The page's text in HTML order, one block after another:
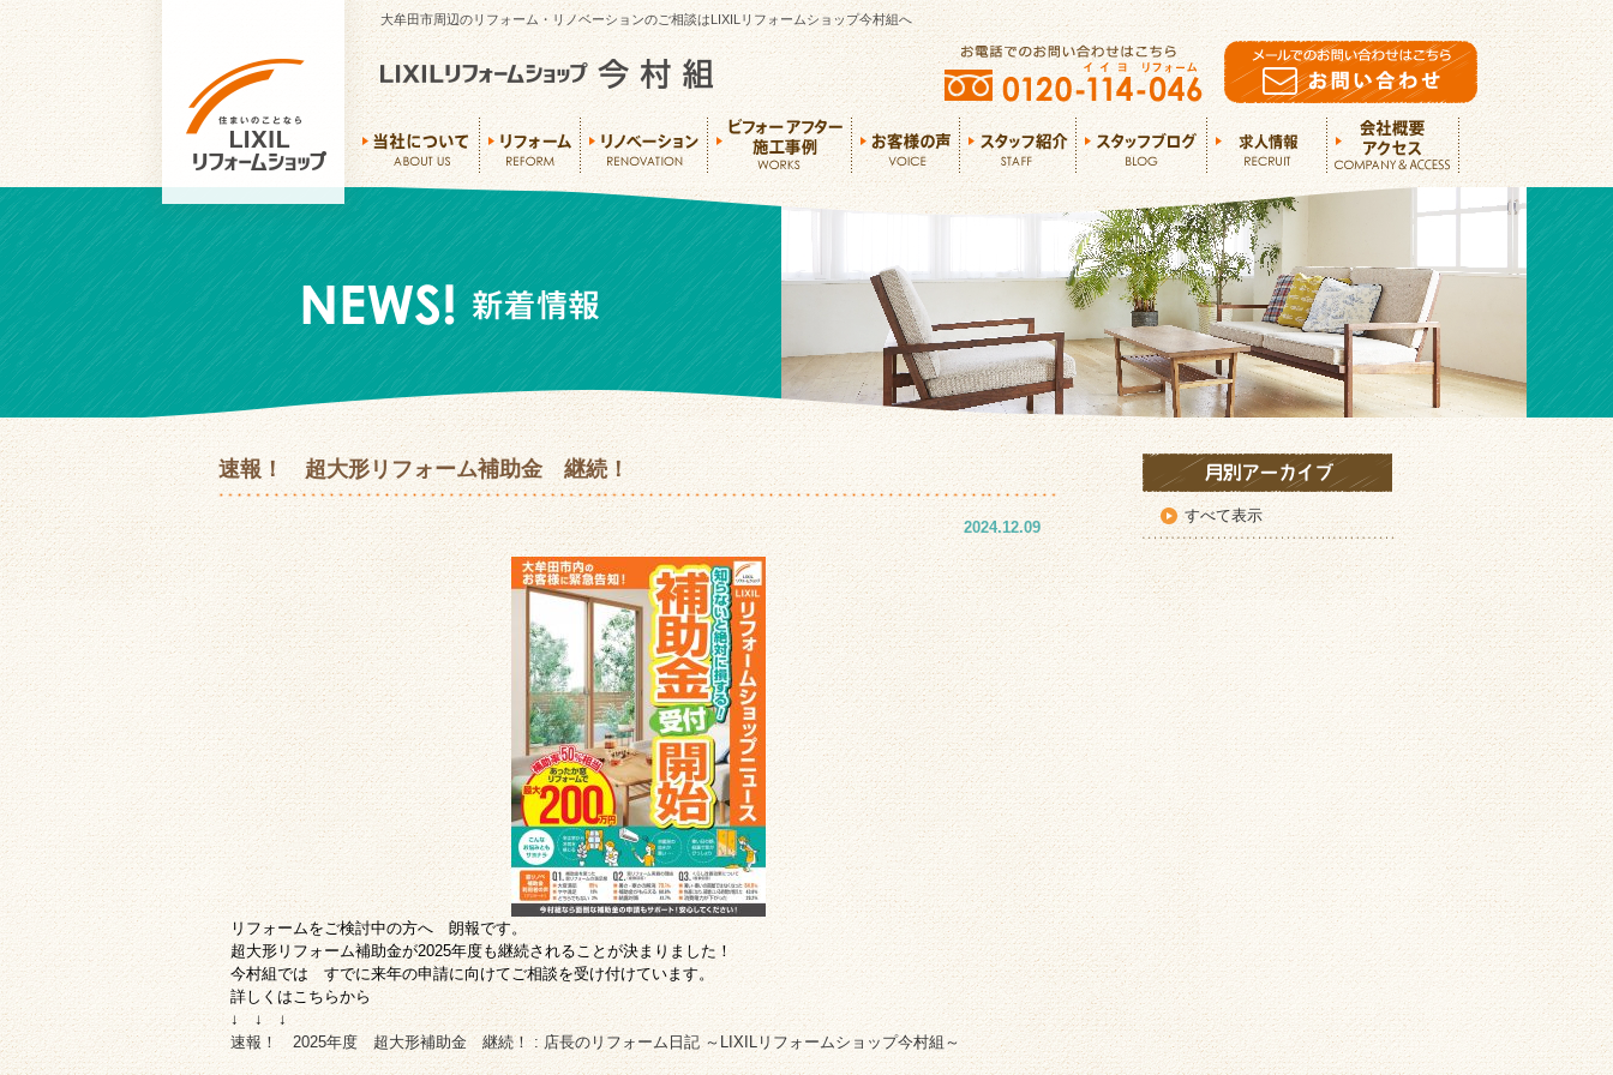
大牟田市周辺のリフォーム・リノベーションのご相談はLIXILリフォームショップ今村組へ
速報！ 超大形リフォーム補助金 継続！
2024.12.09
リフォームをご検討中の方へ 朗報です。
超大形リフォーム補助金が2025年度も継続されることが決まりました！
今村組では すでに来年の申請に向けてご相談を受け付けています。
詳しくはこちらから
↓ ↓ ↓
速報！ 2025年度 超大形補助金 継続！ : 店長のリフォーム日記 ～LIXILリフォームショップ今村組～
すべて表示